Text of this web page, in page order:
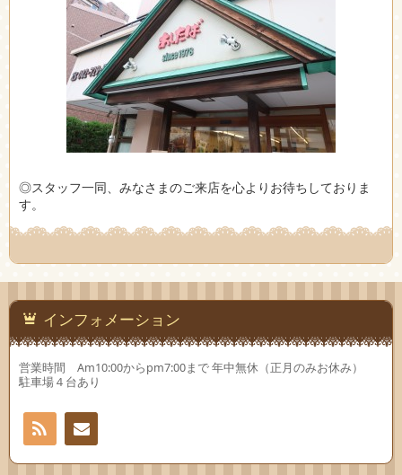
◎スタッフ一同、みなさまのご来店を心よりお待ちしておりま
す。
インフォメーション
営業時間 Am10:00からpm7:00まで 年中無休（正月のみお休み）
駐車場４台あり
お問